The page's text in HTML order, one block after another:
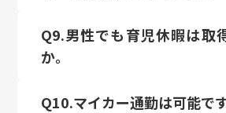
Q9.男性でも育児休暇は取
か。
Q10.マイカー通勤は可能です